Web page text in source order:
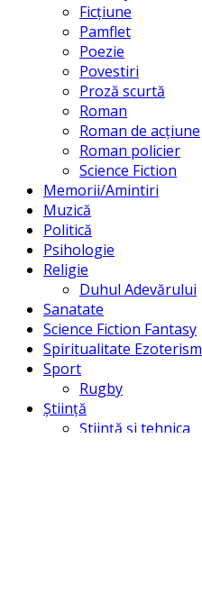
Ficțiune
Pamflet
Poezie
Povestiri
Proză scurtă
Roman
Roman de acțiune
Roman policier
Science Fiction
Memorii/Amintiri
Muzică
Politică
Psihologie
Religie
Duhul Adevărului
Sanatate
Science Fiction Fantasy
Spiritualitate Ezoterism
Sport
Rugby
Știință
Știință și tehnica